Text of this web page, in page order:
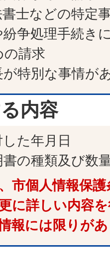
士などの特定
争処理手続き
の請求
特別な事情が
内容
た年月日
の種類及び数
市個人情報保
に詳しい内容
報には限りが